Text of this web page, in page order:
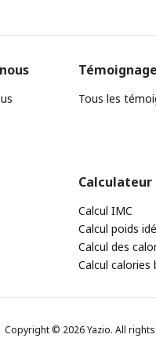
Tous les
Calculateur
Calcul IMC
Calcul poids
Calcul des
Calcul calories
Copyright © 2026 Yazio. All